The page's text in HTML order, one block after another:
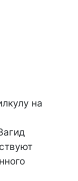
на